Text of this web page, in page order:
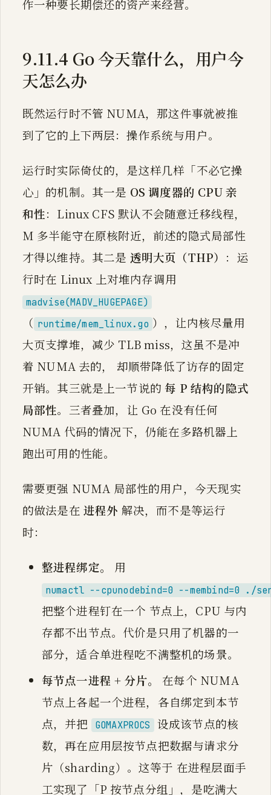
作一种要长期偿还的资产来经营。
9.11.4 Go 今天靠什么，用户今
天怎么办
既然运行时不管 NUMA，那这件事就被推
到了它的上下两层：操作系统与用户。
运行时实际倚仗的，是这样几样「不必它操
心」的机制。其一是 OS 调度器的 CPU 亲
和性：Linux CFS 默认不会随意迁移线程，
M 多半能守在原核附近，前述的隐式局部性
才得以维持。其二是 透明大页（THP） ：运
行时在 Linux 上对堆内存调用
madvise(MADV_HUGEPAGE)
（ runtime/mem_linux.go ），让内核尽量用
大页支撑堆，减少 TLB miss，这虽不是冲
着 NUMA 去的， 却顺带降低了访存的固定
开销。其三就是上一节说的每 P 结构的隐式
局部性。三者叠加，让 Go 在没有任何
NUMA 代码的情况下，仍能在多路机器上
跑出可用的性能。
需要更强 NUMA 局部性的用户，今天现实
的做法是在 进程外 解决，而不是等运行
时：
整进程绑定。 用
numactl --cpunodebind=0 --membind=0 ./
把整个进程钉在一个 节点上，CPU 与内
存都不出节点。代价是只用了机器的一
部分，适合单进程吃不满整机的场景。
每节点一进程 + 分片。
在每个 NUMA
节点上各起一个进程，各自绑定到本节
点，并把
GOMAXPROCS 设成该节点的核
数，再在应用层按节点把数据与请求分
片（sharding）。这等于 在进程层面手
工实现了「P 按节点分组」，是吃满大